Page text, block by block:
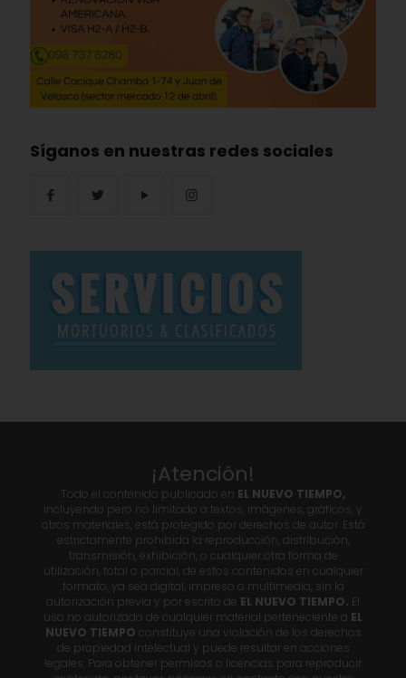
Síganos en nuestras redes sociales
¡Atención!
Todo el contenido publicado en EL NUEVO TIEMPO,
incluyendo pero no limitado a textos, imágenes, gráficos, y
otros materiales, está protegido por derechos de autor. Está
estrictamente prohibida la reproducción, distribución,
transmisión, exhibición, o cualquier otra forma de
utilización, total o parcial, de estos contenidos en cualquier
formato, ya sea digital, impreso o multimedia, sin la
autorización previa y por escrito de EL NUEVO TIEMPO. El
uso no autorizado de cualquier material perteneciente a EL
NUEVO TIEMPO constituye una violación de los derechos
de propiedad intelectual y puede resultar en acciones
legales. Para obtener permisos o licencias para reproducir